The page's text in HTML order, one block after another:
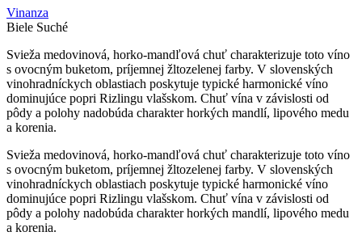
Vinanza
Biele Suché
Svieža medovinová, horko-mandľová chuť charakterizuje toto víno
s ovocným buketom, príjemnej žltozelenej farby. V slovenských
vinohradníckych oblastiach poskytuje typické harmonické víno
dominujúce popri Rizlingu vlašskom. Chuť vína v závislosti od
pôdy a polohy nadobúda charakter horkých mandlí, lipového medu
a korenia.
Svieža medovinová, horko-mandľová chuť charakterizuje toto víno
s ovocným buketom, príjemnej žltozelenej farby. V slovenských
vinohradníckych oblastiach poskytuje typické harmonické víno
dominujúce popri Rizlingu vlašskom. Chuť vína v závislosti od
pôdy a polohy nadobúda charakter horkých mandlí, lipového medu
a korenia.